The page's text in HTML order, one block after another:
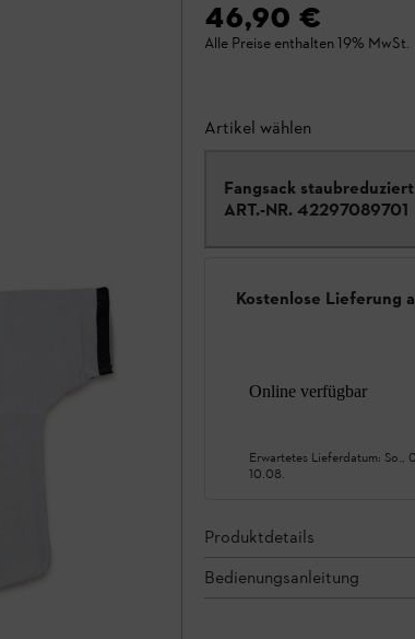
46,90 €
Alle Preise enthalten 19% MwSt.
Artikel wählen
Fangsack staubreduziert
ART.-NR. 42297089701
Kostenlose Lieferung
Online verfügbar
Erwartetes Lieferdatum: So.,
10.08.
Produktdetails
Bedienungsanleitung